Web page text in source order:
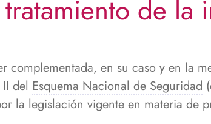
de la
complementada, en su caso y en la
del Esquema Nacional de Seguridad
la legislación vigente en materia de